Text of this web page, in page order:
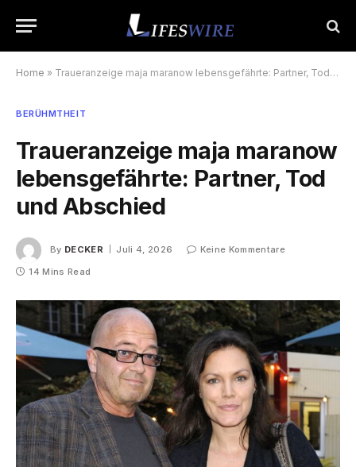
Home » Traueranzeige maja maranow lebensgefährte: Partner, Tod und Abschied
BERÜHMTHEIT
Traueranzeige maja maranow
lebensgefährte: Partner, Tod
und Abschied
By DECKER Juli 4, 2026
Keine Kommentare
14 Mins Read